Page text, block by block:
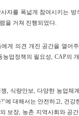
자를 폭넓게 참여시키는 방
을 거쳐 진행되었다.
게 의견 개진 공간을 열어
업정책의 필요성, CAP의
, 식량안보, 다양한 농업체
에 대해서는 안전하고, 건강
보장, 농촌 지역사회와 공